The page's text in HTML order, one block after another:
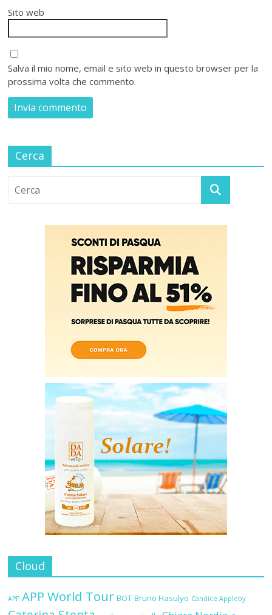
Sito web
Salva il mio nome, email e sito web in questo browser per la
prossima volta che commento.
Cerca
Cloud
APP APP World Tour BOT Bruno Hasulyo Candice Appleby